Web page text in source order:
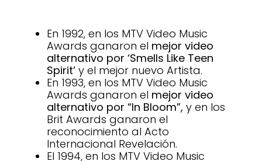
En 1992, en los MTV Video Music
Awards ganaron el mejor video
alternativo por ‘Smells Like Teen
Spirit’ y el mejor nuevo Artista.
En 1993, en los MTV Video Music
Awards ganaron el mejor video
alternativo por “In Bloom”, y en los
Brit Awards ganaron el
reconocimiento al Acto
Internacional Revelación.
El 1994, en los MTV Video Music